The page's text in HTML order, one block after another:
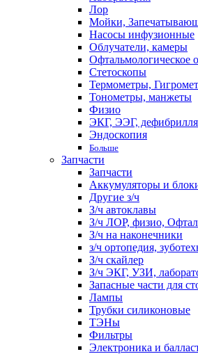
Лор
Мойки,
Насосы инфузионные
Облучатели, камеры
Офтальмологическое
Стетоскопы
Термометры,
Тонометры, манжеты
Физио
ЭКГ, ЭЭГ,
Эндоскопия
Больше
Запчасти
Запчасти
Аккумуляторы и
Другие з/ч
З/ч автоклавы
З/ч ЛОР, физио,
З/ч на наконечники
з/ч ортопедия,
З/ч скайлер
З/ч ЭКГ, УЗИ,
Запасные части для
Лампы
Трубки силиконовые
ТЭНы
Фильтры
Электроника и